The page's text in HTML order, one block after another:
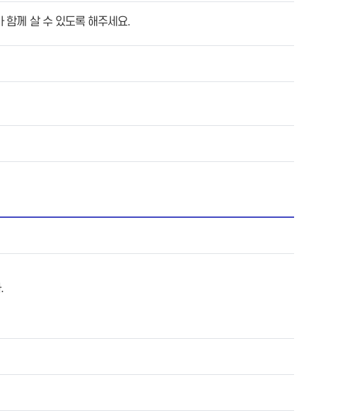
함께 살 수 있도록 해주세요.